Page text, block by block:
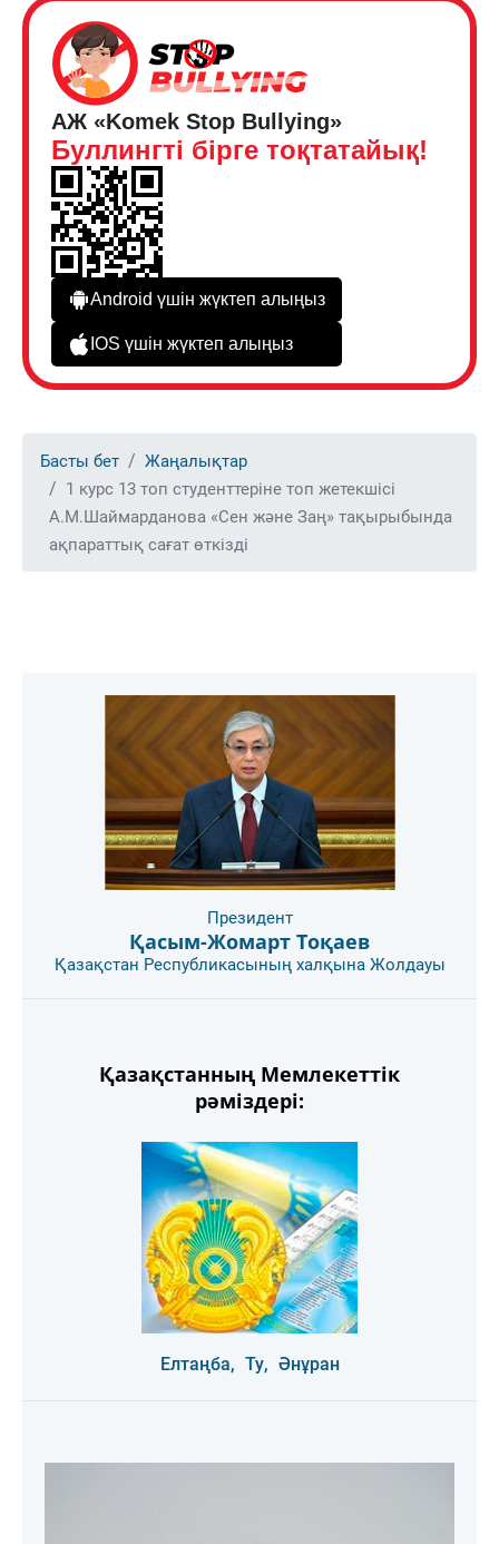
АЖ «Komek Stop Bullying»
Буллингті бірге тоқтатайық!
Android үшін жүктеп алыңыз
IOS үшін жүктеп алыңыз
Басты бет
Жаңалықтар
1 курс 13 топ студенттеріне топ жетекшісі
А.М.Шаймарданова «Сен және Заң» тақырыбында
ақпараттық сағат өткізді
Президент
Қасым-Жомарт Тоқаев
Қазақстан Республикасының халқына Жолдауы
Қазақстанның Мемлекеттік
рәміздері:
Елтаңба, Ту, Әнұран